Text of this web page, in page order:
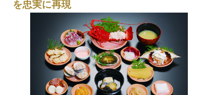
を忠実に再現